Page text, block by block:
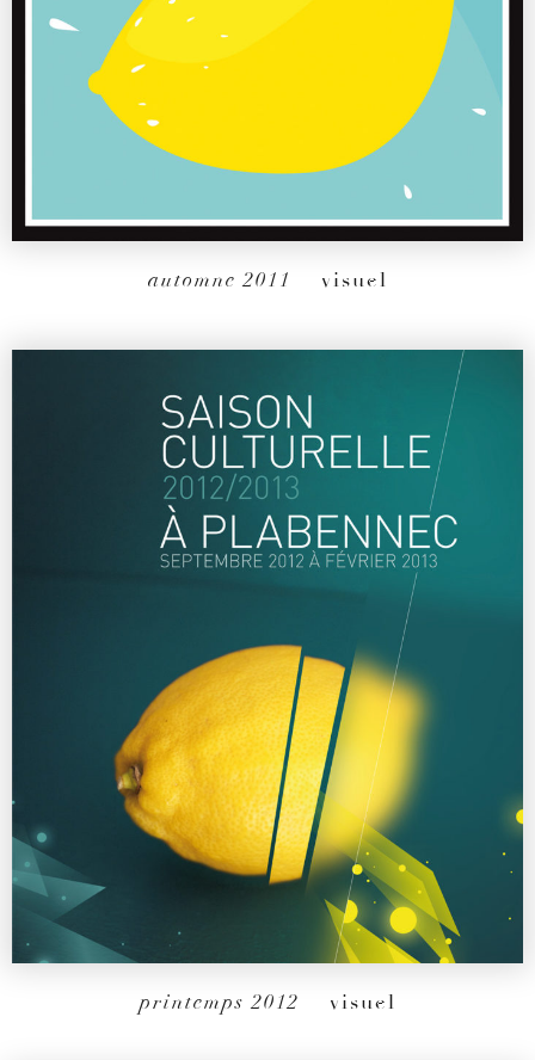
automne 2011 – visuel
printemps 2012 – visuel